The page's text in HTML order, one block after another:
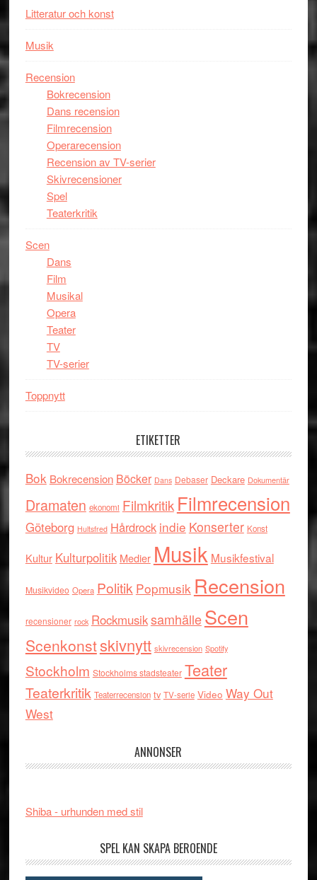
Litteratur och konst
Musik
Recension
Bokrecension
Dans recension
Filmrecension
Operarecension
Recension av TV-serier
Skivrecensioner
Spel
Teaterkritik
Scen
Dans
Film
Musikal
Opera
Teater
TV
TV-serier
Toppnytt
ETIKETTER
Bok Bokrecension Böcker Dans Debaser Deckare Dokumentär
Dramaten ekonomi Filmkritik Filmrecension
Göteborg Hultsfred Hårdrock indie Konserter Konst
Kultur Kulturpolitik Medier Musik Musikfestival
Musikvideo Opera Politik Popmusik Recension
recensioner rock RockmusiksamhälleScen
Scenkonstskivnytt skivrecension Spotify
Stockholm Stockholms stadsteater Teater
Teaterkritik Teaterrecension tv TV-serie Video Way Out
West
ANNONSER
Shiba - urhunden med stil
SPEL KAN SKAPA BEROENDE